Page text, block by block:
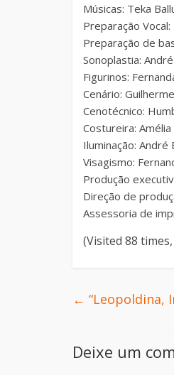
Músicas: Teka
Preparação
Preparação de
Sonoplastia:
Figurinos:
Cenário:
Cenotécnico:
Costureira:
Iluminação: André
Visagismo:
Produção
Direção de
Assessoria de
(Visited 88
← “Leopoldina,
Deixe um